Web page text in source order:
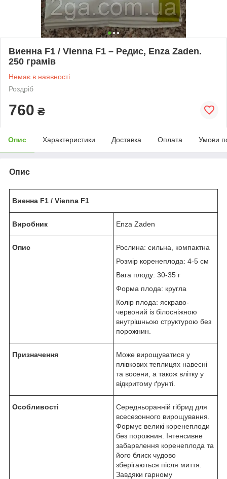
Виенна F1 / Vienna F1 – Редис, Enza Zaden.
250 грамів
Немає в наявності
Роздріб
760 ₴
Опис Характеристики Доставка Оплата Умови
Опис
Виенна F1 / Vienna F1
Виробник Enza Zaden
Опис
Рослина: сильна, компактна
Розмір коренеплода: 4-5 см
Вага плоду: 30-35 г
Форма плода: кругла
Колір плода: яскраво-
червоний із білосніжною
внутрішньою структурою без
порожнин.
Призначення
Може вирощуватися у
плівкових теплицях навесні
та восени, а також влітку у
відкритому ґрунті.
Особливості
Середньоранній гібрид для
всесезонного вирощування.
Формує великі коренеплоди
без порожнин. Інтенсивне
забарвлення коренеплода та
його блиск чудово
зберігаються після миття.
Завдяки гарному